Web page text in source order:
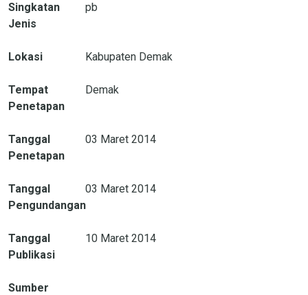
Singkatan
Jenis
pb
Lokasi Kabupaten Demak
Tempat
Penetapan
Demak
Tanggal
Penetapan
03 Maret 2014
Tanggal
Pengundangan
03 Maret 2014
Tanggal
Publikasi
10 Maret 2014
Sumber